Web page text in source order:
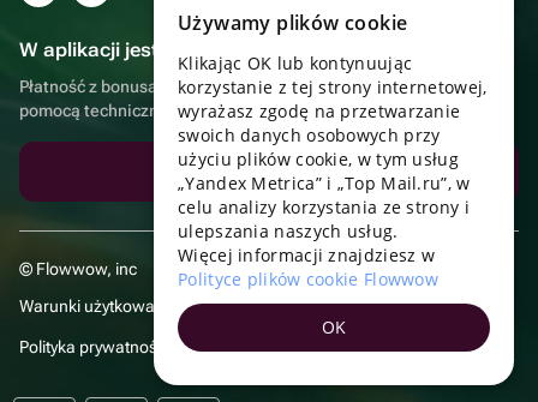
W aplikacji jest to jeszcze wygodniejsze!
Płatność z bonusami, samodzielna dostawa, wygodny czat z
pomocą techniczną
Pobierz aplikację
© Flowwow, inc
Warunki użytkowania
Polityka prywatności
UKRAINIAN
PORTUGUESE
SPANISH
TURKISH
Używamy plików cookie
Klikając OK lub kontynuując
korzystanie z tej strony internetowej,
wyrażasz zgodę na przetwarzanie
swoich danych osobowych przy
użyciu plików cookie, w tym usług
„Yandex Metrica” i „Top Mail.ru”, w
celu analizy korzystania ze strony i
ulepszania naszych usług.
Więcej informacji znajdziesz w
Polityce plików cookie Flowwow
OK